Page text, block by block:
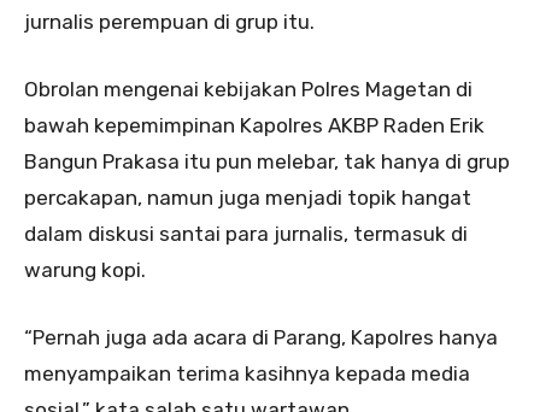
jurnalis perempuan di grup itu.
Obrolan mengenai kebijakan Polres Magetan di
bawah kepemimpinan Kapolres AKBP Raden Erik
Bangun Prakasa itu pun melebar, tak hanya di grup
percakapan, namun juga menjadi topik hangat
dalam diskusi santai para jurnalis, termasuk di
warung kopi.
“Pernah juga ada acara di Parang, Kapolres hanya
menyampaikan terima kasihnya kepada media